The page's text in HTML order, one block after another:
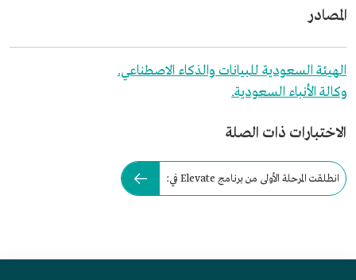
المصادر
الهيئة السعودية للبيانات والذكاء الاصطناعي.
وكالة الأنباء السعودية.
الاختبارات ذات الصلة
انطلقت المرحلة الأولى من برنامج Elevate في: